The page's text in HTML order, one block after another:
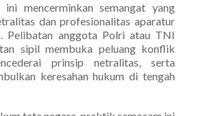
ini mencerminkan semangat yang
dan profesionalitas aparatur
Pelibatan anggota Polri atau TNI
sipil membuka peluang konflik
prinsip netralitas, serta
keresahan hukum di tengah